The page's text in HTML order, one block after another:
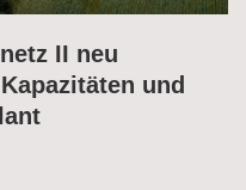
II neu
und